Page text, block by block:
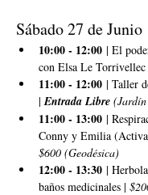
Sábado 27 de Junio
10:00 - 12:00 | El
con Elsa Le Torrivellec
11:00 - 12:00 | Taller
| Entrada Libre (Jardín
11:00 - 13:00 |
Conny y Emilia
$600 (Geodésica)
12:00 - 13:30 |
baños medicinales |